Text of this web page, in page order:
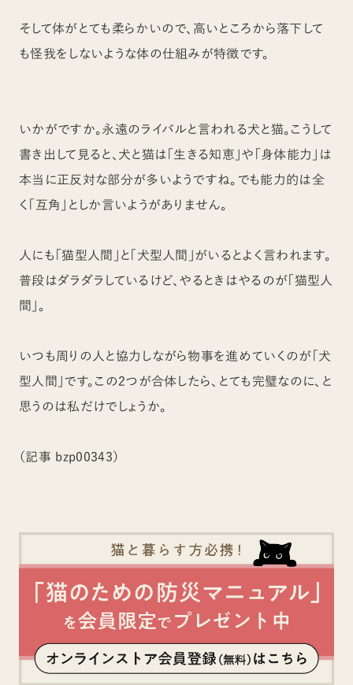
そして体がとても柔らかいので、高いところから落下して
も怪我をしないような体の仕組みが特徴です。
いかがですか。永遠のライバルと言われる犬と猫。こうして
書き出して見ると、犬と猫は「生きる知恵」や「身体能力」は
本当に正反対な部分が多いようですね。でも能力的は全
く「互角」としか言いようがありません。
人にも「猫型人間」と「犬型人間」がいるとよく言われます。
普段はダラダラしているけど、やるときはやるのが「猫型人
間」。
いつも周りの人と協力しながら物事を進めていくのが「犬
型人間」です。この2つが合体したら、とても完璧なのに、と
思うのは私だけでしょうか。
（記事 bzp00343）